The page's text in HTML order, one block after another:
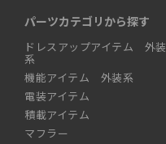
パーツカテゴリから探す
ドレスアップアイテム 外装
系
機能アイテム 外装系
電装アイテム
積載アイテム
マフラー